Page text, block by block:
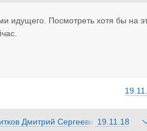
идущего. Посмотреть хотя бы на
Дмитрий Сергееви 19.11.18